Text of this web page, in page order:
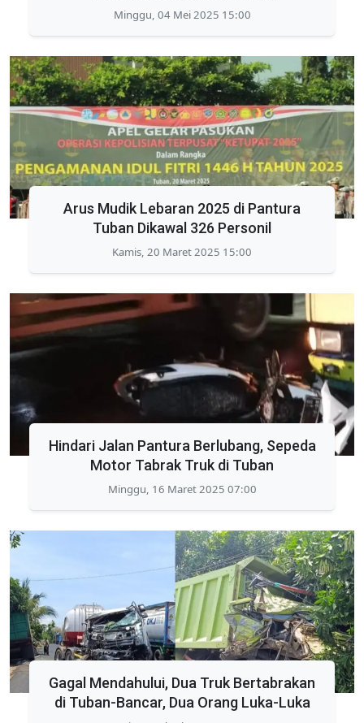
Minggu, 04 Mei 2025 15:00
Arus Mudik Lebaran 2025 di Pantura
Tuban Dikawal 326 Personil
Kamis, 20 Maret 2025 15:00
Hindari Jalan Pantura Berlubang, Sepeda
Motor Tabrak Truk di Tuban
Minggu, 16 Maret 2025 07:00
Gagal Mendahului, Dua Truk Bertabrakan
di Tuban-Bancar, Dua Orang Luka-Luka